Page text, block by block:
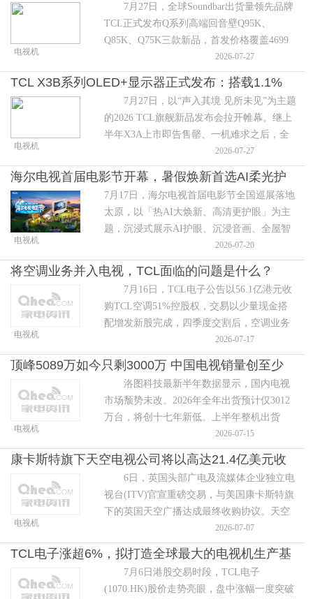
影音迎来中国声音 7月27日，全球Soundbar出货量领先品牌
TCL正式发布Q系列高端回音壁Q95K、
Q85K、Q75K三款新品，首发价格覆盖4699
元到7999元价位区间，一举完成高端产品矩
阵布局。这不仅是在万元内首次集中落地
电视机 2026-07-27
TCL X3B系列OLED+显示器正式发布：搭载1.1%
最强镜面低反屏，全维领先，剑指高端
7月27日，以“声入其境 见所未见”为主题
的2026 TCL旗舰新品发布会拉开帷幕。继上
半年X3A上市即告售罄、一机难求之后，全
球显示技术领导者TCL“听劝升级”，重磅推
出&ld
电视机 2026-07-27
海尔电视首届电影节开幕，暑假焕新首选AI柔光护
眼
7月17日，海尔电视首届电影节全国巡展落地
太原，以「热AI大焕新、高清更护眼」为主
题，沉浸式展示AI护眼、沉浸音画、全屋智
控核心优势，让市民近距离体验AI科技赋能
的新一代客厅观影生活。
电视机 2026-07-20
将空调业务并入电视，TCL面临的问题是什么？
7月16日，TCL电子公告以56.1亿港元收
购TCL空调51%控股权，交易以少量现金搭
配增发新股完成，四季度交割后，空调业务
正式并入上市公司体系。本次收购并非简单
资产并购，而是TCL从黑电厂商向全球化
电视机 2026-07-17
顶峰5089万如今只剩3000万 中国电视销量创至少
17年新低
洛图科技最新半年数据显示，国内电视
市场颓势未改。2026年全年出货预计仅3012
万台，将创十七年新低。上半年整机出货
1494.7万台，同比下滑10.1%;其中二季度虽有
618加持，出货仍跌11.6%，市场已连
电视机 2026-07-15
康卡斯特旗下天空电视公司将以高达21.4亿美元收
购ITV的媒体与娱乐部门6日，英国头部广电及流媒体企业独立电
视台(ITV)官宣重磅交易，与美国康卡斯特旗
下的英国天空广播达成最终收购协议。天空
广播最高将斥资16亿英镑，收购ITV旗下媒体
与娱乐核心板块，涵盖免费电视
电视机 2026-07-07
TCL电子涨超6%，拟打造全球最大的电视机生产基
7月6日港股交易时段，TCL电子
(1070.HK)股价走势亮眼，盘中涨幅一度突破